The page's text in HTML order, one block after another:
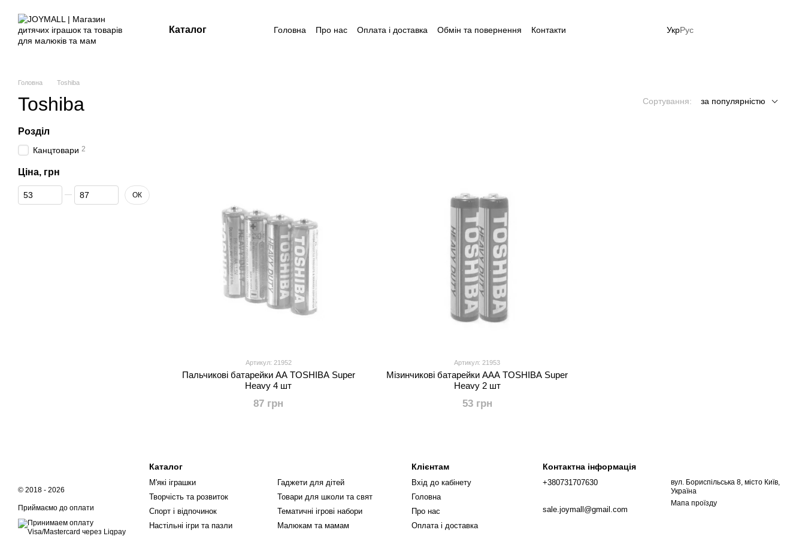
Каталог Головна Про нас Оплата і доставка Обмін та повернення
Контакти
УкрРус
Головна Toshiba
Toshiba Сортування: за популярністю
Артикул: 21952
Пальчикові батарейки АА TOSHIBA Super
Heavy 4 шт
87 грн
Артикул: 21953
Мізинчикові батарейки ААА TOSHIBA Super
Heavy 2 шт
53 грн
Розділ
Канцтовари 2
Ціна, грн
Від Ціна, грн
До Ціна, грн ОК
© 2018 - 2026
Приймаємо до оплати
Каталог
М'які іграшки
Творчість та розвиток
Спорт і відпочинок
Настільні ігри та пазли
Гаджети для дітей
Товари для школи та свят
Тематичні ігрові набори
Малюкам та мамам
Клієнтам
Вхід до кабінету
Головна
Про нас
Оплата і доставка
Контактна інформація
+380731707630
sale.joymall@gmail.com
вул. Бориспільська 8, місто Київ,
Україна
Мапа проїзду